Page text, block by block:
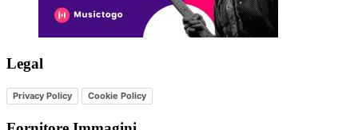
Legal
Privacy Policy Cookie Policy